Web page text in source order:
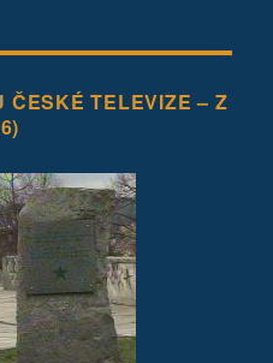
ČESKÉ TELEVIZE – Z